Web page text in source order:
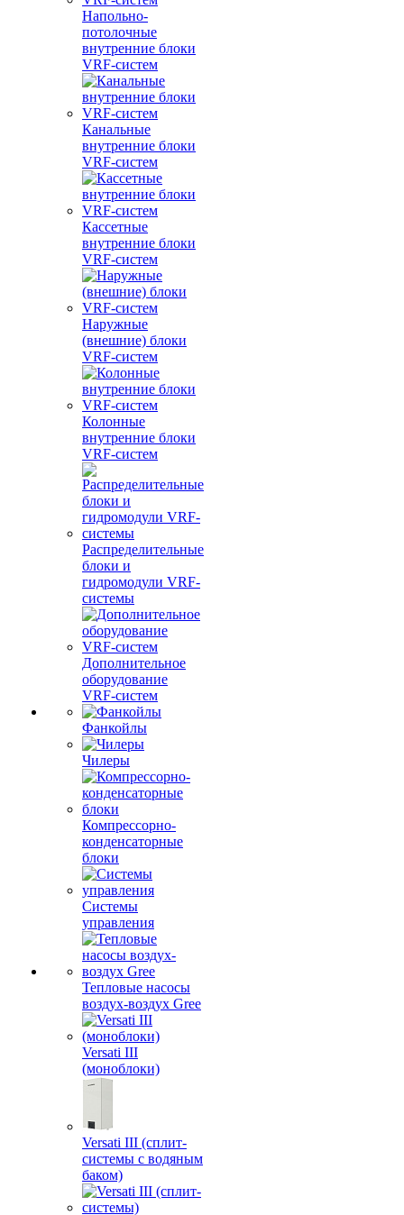
Напольно-
потолочные
внутренние блоки
VRF-систем
Канальные
внутренние блоки
VRF-систем
Кассетные
внутренние блоки
VRF-систем
Наружные
(внешние) блоки
VRF-систем
Колонные
внутренние блоки
VRF-систем
Распределительные
блоки и
гидромодули VRF-
системы
Дополнительное
оборудование
VRF-систем
Фанкойлы
Чилеры
Компрессорно-
конденсаторные
блоки
Системы
управления
Тепловые насосы
воздух-воздух Gree
Versati III
(моноблоки)
Versati III (сплит-
системы с водяным
баком)